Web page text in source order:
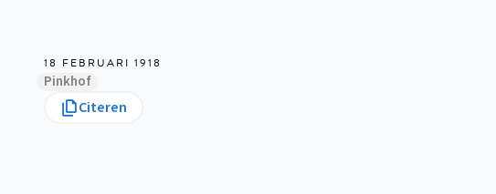
18 FEBRUARI 1918
Pinkhof
Citeren